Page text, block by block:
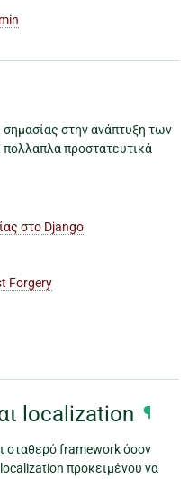
στην ανάπτυξη των
προστατευτικά
στο Django
Forgery
localization ¶
σταθερό framework όσον
προκειμένου να